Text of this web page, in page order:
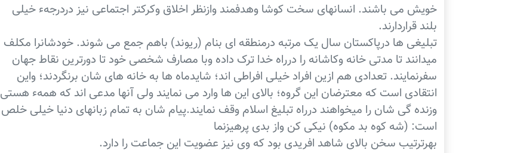
خویش می باشند. انسانهای سخت کوشا وهدفمند وازنظر اخلاق وکرکتر اجتماعی نیز دردرجهء خیلی
بلند قراردارند.
تبلیغی ها درپاکستان سال یک مرتبه درمنطقه ای بنام (ریوند) باهم جمع می شوند. خودشانرا مکلف
میدانند تا مدتی خانه وکاشانه را درراه خدا ترک داده وبا مصارف شخصی خود تا دورترین نقاط جهان
سفرنمایند. تعدادی هم ازین افراد خیلی افراطی اند؛ شایدماه ها به خانه های شان برنگردند؛ واین
انتقادی است که معترضان این گروه؛ بالای این ها وارد می نمایند ولی آنها مدعی اند که همهء هستی
وزنده گی شان را میخواهند درراه تبلیغ اسلام وقف نمایند.پیام شان به تمام زبانهای دنیا خیلی خلص
است: (شه کوه بد مکوه) نیکی کن واز بدی پرهیزنما
بهرترتیب سخن بالای شاهد افریدی بود که وی نیز عضویت این جماعت را دارد.